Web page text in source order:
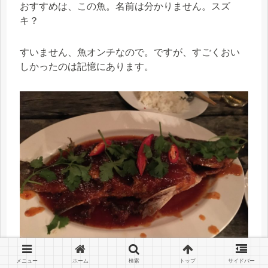
おすすめは、この魚。名前は分かりません。スズ
キ？
すいません、魚オンチなので。ですが、すごくおい
しかったのは記憶にあります。
メニュー ホーム 検索 トップ サイドバー